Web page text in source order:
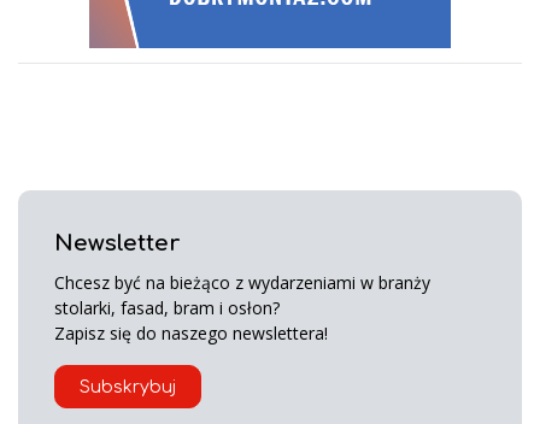
Newsletter
Chcesz być na bieżąco z wydarzeniami w branży
stolarki, fasad, bram i osłon?
Zapisz się do naszego newslettera!
Subskrybuj